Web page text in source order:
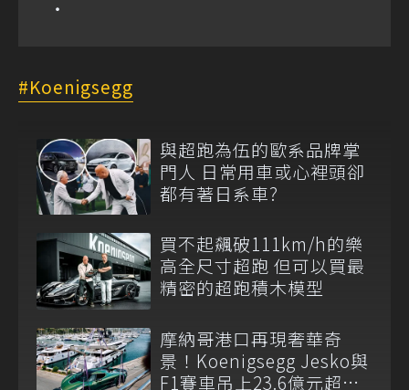
Koenigsegg
與超跑為伍的歐系品牌掌
門人 日常用車或心裡頭卻
都有著日系車?
買不起飆破111km/h的樂
高全尺寸超跑 但可以買最
精密的超跑積木模型
摩納哥港口再現奢華奇
景！Koenigsegg Jesko與
F1賽車吊上23.6億元超級